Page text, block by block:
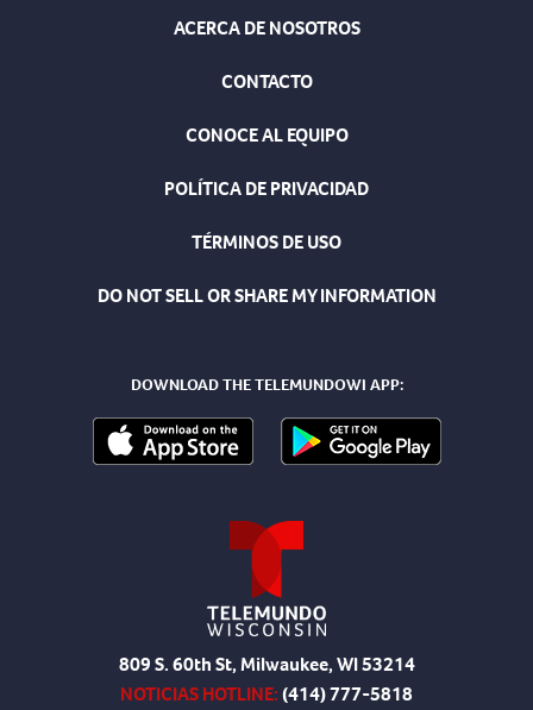
ACERCA DE NOSOTROS
CONTACTO
CONOCE AL EQUIPO
POLÍTICA DE PRIVACIDAD
TÉRMINOS DE USO
DO NOT SELL OR SHARE MY INFORMATION
DOWNLOAD THE TELEMUNDOWI APP:
809 S. 60th St, Milwaukee, WI 53214
NOTICIAS HOTLINE:(414) 777-5818